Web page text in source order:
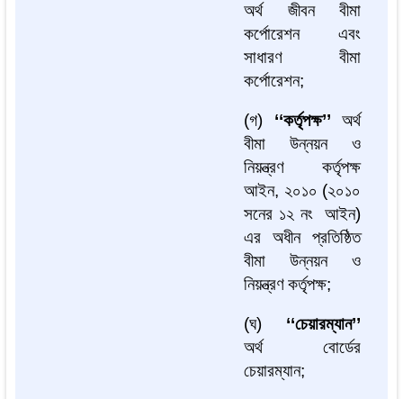
অর্থ
জীবন
বীমা
কর্পোরেশন
এবং
সাধারণ
বীমা
কর্পোরেশন;
(গ) ‘‘কর্তৃপক্ষ’’অর্থ
বীমা
উন্নয়ন
ও
নিয়ন্ত্রণ
কর্তৃপক্ষ
আইন, ২০১০ (২০১০
সনের ১২ নং
আইন)
এর
অধীন
প্রতিষ্ঠিত
বীমা
উন্নয়ন
ও
নিয়ন্ত্রণ কর্তৃপক্ষ;
(ঘ) ‘‘চেয়ারম্যান’’
অর্থ
বোর্ডের
চেয়ারম্যান;